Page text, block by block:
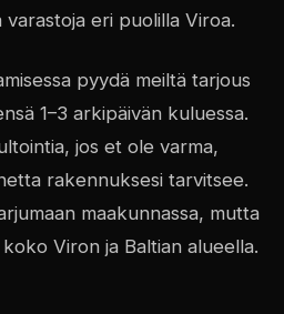
eri puolilla Viroa.
pyydä meiltä tarjous
1–3 arkipäivän kuluessa.
jos et ole varma,
rakennuksesi tarvitsee.
maakunnassa, mutta
Viron ja Baltian alueella.